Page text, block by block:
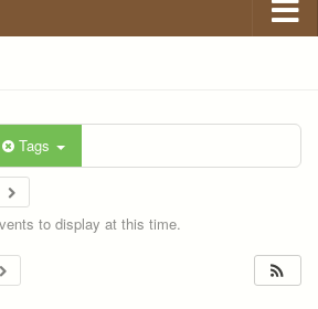
Tags
to display at this time.